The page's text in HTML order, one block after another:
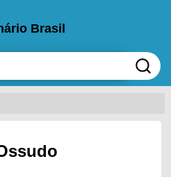
Brasil